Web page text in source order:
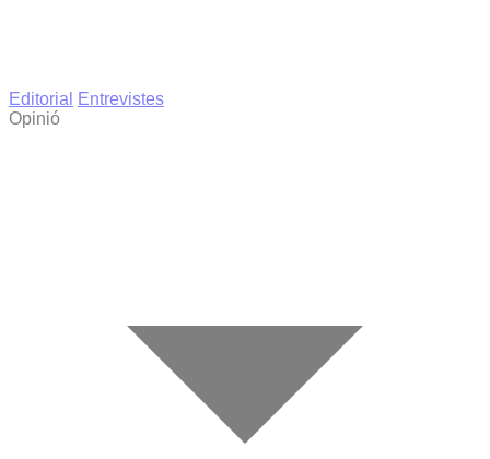
Editorial
Entrevistes
Opinió